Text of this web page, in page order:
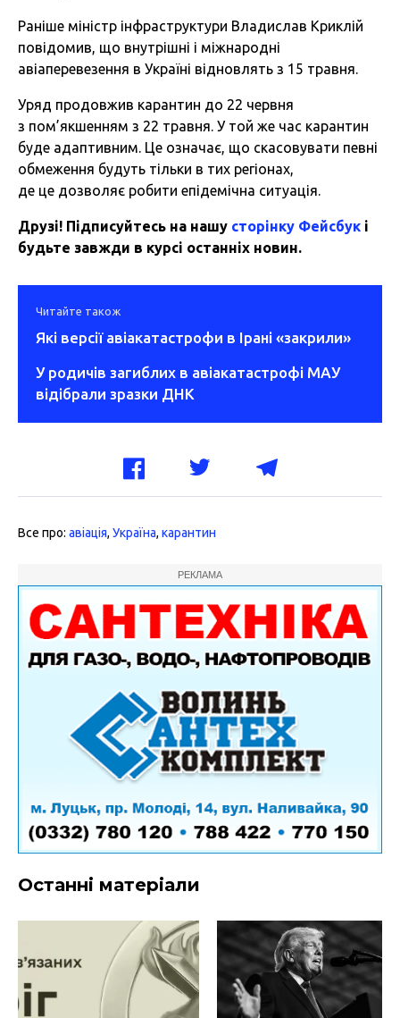
Раніше міністр інфраструктури Владислав Криклій
повідомив, що внутрішні і міжнародні
авіаперевезення в Україні відновлять з 15 травня.
Уряд продовжив карантин до 22 червня
з пом’якшенням з 22 травня. У той же час карантин
буде адаптивним. Це означає, що скасовувати певні
обмеження будуть тільки в тих регіонах,
де це дозволяє робити епідемічна ситуація.
Друзі! Підписуйтесь на нашу сторінку Фейсбук і
будьте завжди в курсі останніх новин.
Читайте також
Які версії авіакатастрофи в Ірані «закрили»
У родичів загиблих в авіакатастрофі МАУ
відібрали зразки ДНК
Все про: авіація, Україна, карантин
РЕКЛАМА
Останні матеріали